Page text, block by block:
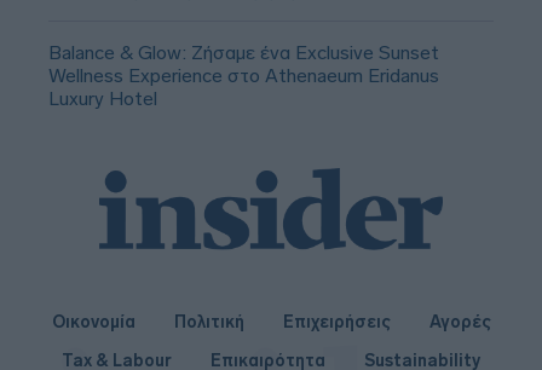
Balance & Glow: Ζήσαμε ένα Exclusive Sunset
Wellness Experience στο Athenaeum Eridanus
Luxury Hotel
Οικονομία Πολιτική Επιχειρήσεις
Αγορές
Tax & Labour
Επικαιρότητα Sustainability